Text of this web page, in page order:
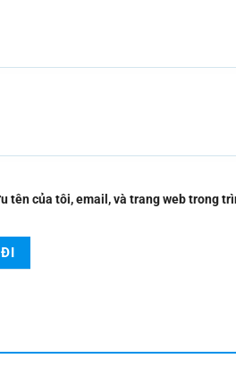
tên của tôi, email, và trang web trong